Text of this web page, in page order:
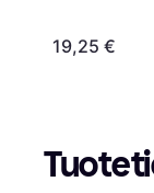
19,25 €